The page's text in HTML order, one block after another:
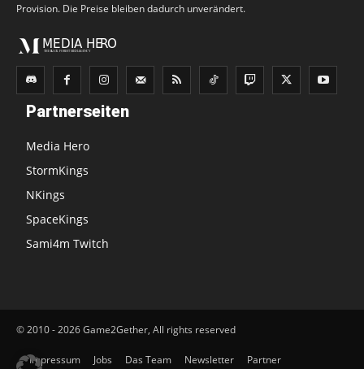
Provision. Die Preise bleiben dadurch unverändert.
Partnerseiten
Media Hero
StormKings
NKings
SpaceKings
Sami4m Twitch
© 2010 - 2026 Game2Gether, All rights reserved
Impressum Jobs Das Team Newsletter Partner